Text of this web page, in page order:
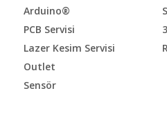
Arduino®
PCB Servisi
Lazer Kesim Servisi
Outlet
Sensör